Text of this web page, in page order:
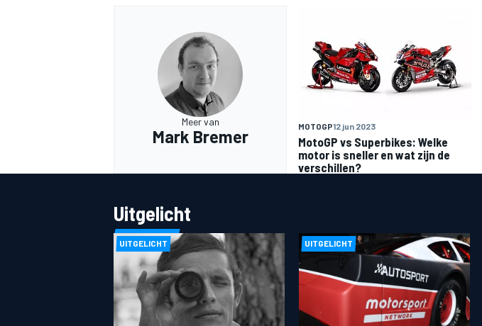
Meer van
Mark Bremer
MOTOGP12 jun 2023
MotoGP vs Superbikes: Welke
motor is sneller en wat zijn de
verschillen?
Uitgelicht
UITGELICHT UITGELICHT